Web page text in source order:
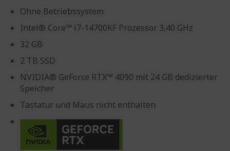
Ohne Betriebssystem
Intel® Core™ i7-14700KF Prozessor 3,40 GHz
32 GB
2 TB SSD
NVIDIA® GeForce RTX™ 4090 mit 24 GB dedizierter
Speicher
Tastatur und Maus nicht enthalten